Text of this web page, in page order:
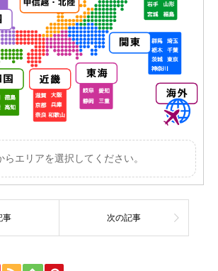
らエリアを選択してください。
事 次の記事